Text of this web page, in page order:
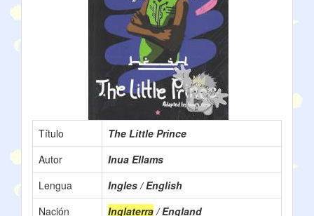
Título
The Little Prince
Autor
Inua Ellams
Lengua
Ingles / English
Nación
Inglaterra / England